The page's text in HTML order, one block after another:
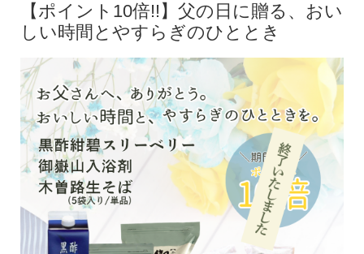
【ポイント10倍!!】父の日に贈る、おい
しい時間とやすらぎのひととき